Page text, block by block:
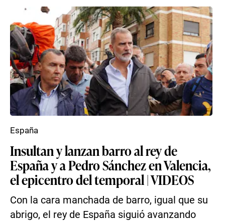
Insultan y lanzan barro al rey de
España y a Pedro Sánchez en Valencia,
el epicentro del temporal | VIDEOS
Con la cara manchada de barro, igual que su
abrigo, el rey de España siguió avanzando
España